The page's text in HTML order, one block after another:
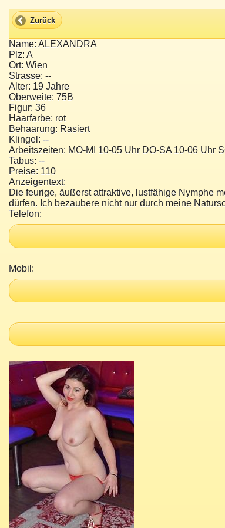
Zurück
Name: ALEXANDRA
Plz: A
Ort: Wien
Strasse: --
Alter: 19 Jahre
Oberweite: 75B
Figur: 36
Haarfarbe: rot
Behaarung: Rasiert
Klingel: --
Arbeitszeiten: MO-MI 10-05 Uhr DO-SA 10-06 Uhr
Tabus: --
Preise: 110
Anzeigentext:
Die feurige, äußerst attraktive, lustfähige Nymphe
dürfen. Ich bezaubere nicht nur durch meine
Telefon:
Mobil: